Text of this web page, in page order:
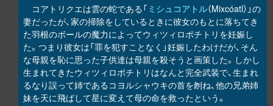
コアトリクエは雲の蛇である「ミシュコアトル（Mixcóatl）」の
妻だったが、家の掃除をしているときに彼女のもとに落ちてき
た羽根のボールの魔力によってウィツィロポチトリを妊娠し
た。つまり彼女は「罪を犯すことなく」妊娠したわけだが、そん
な母親を恥に思った子供達は母親を殺そうと画策した。しかし
生まれてきたウィツィロポチトリはなんと完全武装で、生まれ
るなり誤って姉であるコヨルシャウキの首を刎ね、他の兄弟姉
妹を天に飛ばして星に変えて母の命を救ったという。